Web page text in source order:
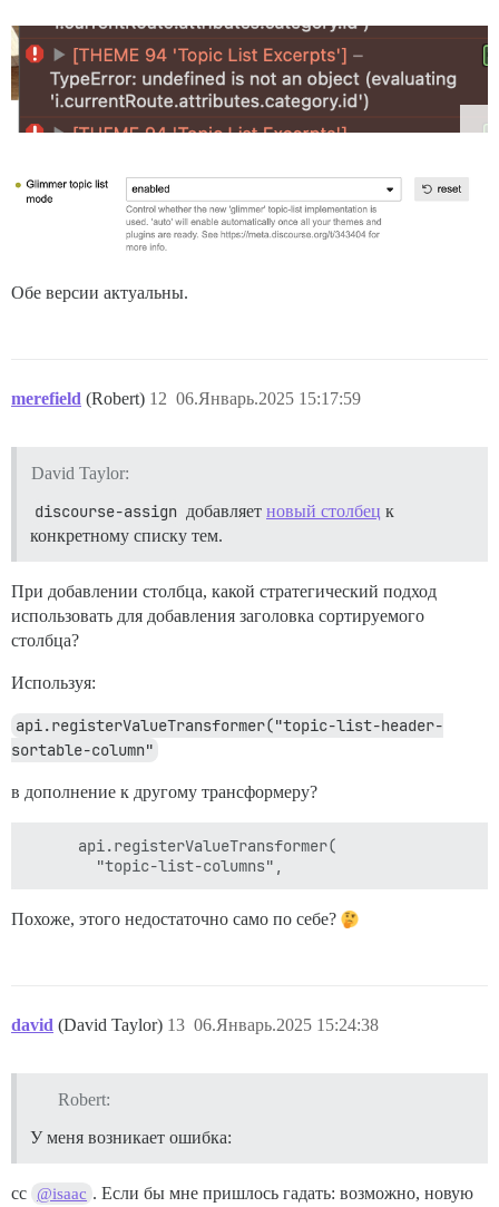
Обе версии актуальны.
merefield (Robert) 06.Январь.2025 15:17:59
12
David Taylor:
discourse-assign добавляет новый столбец к
конкретному списку тем.
При добавлении столбца, какой стратегический подход
использовать для добавления заголовка сортируемого
столбца?
Используя:
api.registerValueTransformer("topic-list-header-
sortable-column"
в дополнение к другому трансформеру?
      api.registerValueTransformer(
Похоже, этого недостаточно само по себе?
david (David Taylor) 06.Январь.2025 15:24:38
13
Robert:
У меня возникает ошибка:
cc @isaac . Если бы мне пришлось гадать: возможно, новую